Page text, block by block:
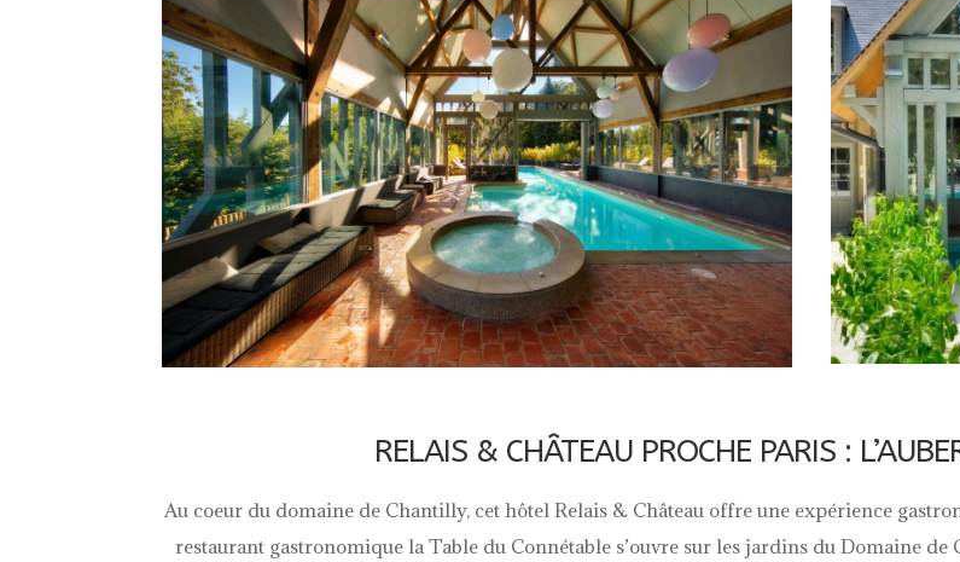
RELAIS & CHÂTEAU PROCHE PARIS :
Au coeur du domaine de Chantilly, cet hôtel Relais & Château offre une expérience
restaurant gastronomique la Table du Connétable s’ouvre sur les jardins du Domaine de